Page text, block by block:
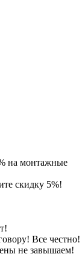
на монтажные
скидку 5%!
Все честно!
не завышаем!